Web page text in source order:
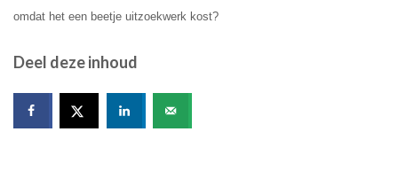
omdat het een beetje uitzoekwerk kost?
Deel deze inhoud